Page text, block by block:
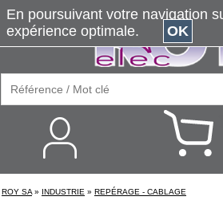
ROY SA » INDUSTRIE » REPÉRAGE - CABLAGE
En poursuivant votre navigation
expérience optimale.
OK